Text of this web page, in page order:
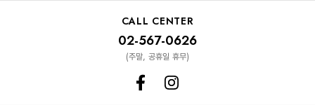
CALL CENTER
02-567-0626
(주말, 공휴일 휴무)